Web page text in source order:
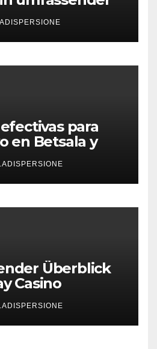
moderne
para
en Betsala y
ganancias
Überblick
Casino